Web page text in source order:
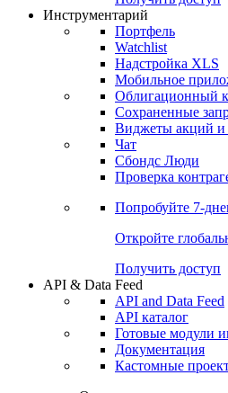
Откройте
Получить доступ
Инструментарий
Портфель
Watchlist
Надстройка XLS
Мобильное
Облигационный
Сохраненные
Виджеты акций и
Чат
Сбондс Люди
Проверка
Попробуйте7-
Откройте
Получить доступ
API & Data Feed
API and Data Feed
API каталог